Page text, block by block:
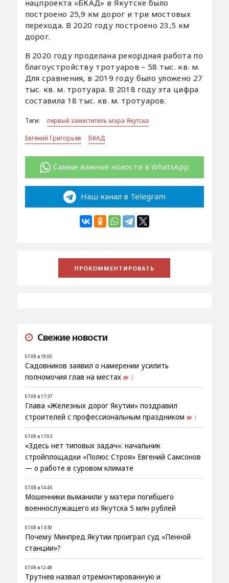
нацпроекта «БКАД» в Якутске было
построено 25,9 км дорог и три мостовых
перехода. В 2020 году построено 23,5 км
дорог.
В 2020 году проделана рекордная работа по
благоустройству тротуаров – 58 тыс. кв. м.
Для сравнения, в 2019 году было уложено 27
тыс. кв. м. тротуара. В 2018 году эта цифра
составила 18 тыс. кв. м. тротуаров.
Теги:
первый заместитель мэра Якутска
Евгений Григорьев
БКАД
Самые важные новости в WhatsApp
Наш канал в Telegram
Свежие новости
07.08 в 18:00
Садовников заявил о намерении усилить
полномочия глав на местах
2
07.08 в 17:37
Глава «Железных дорог Якутии» поздравил
строителей с профессиональным праздником
1
07.08 в 17:03
«Здесь нет типовых задач»: начальник
стройплощадки «Полюс Строя» Евгений Самсонов
— о работе в суровом климате
07.08 в 14:45
Мошенники выманили у матери погибшего
военнослужащего из Якутска 5 млн рублей
07.08 в 13:30
Почему Минпред Якутии проиграл суд «Пенной
станции»?
07.08 в 12:48
Трутнев назвал отремонтированную и